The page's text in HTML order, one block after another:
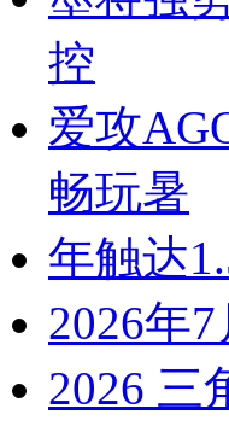
控
爱攻
畅玩暑
年触达
2026年
2026 三